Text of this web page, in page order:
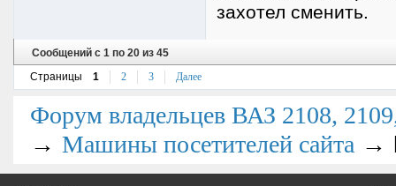
захотел сменить.
Сообщений с 1 по 20 из 45
Страницы
1 2 3 Далее
Форум владельцев ВАЗ 2108,
→ Машины посетителей сайта →